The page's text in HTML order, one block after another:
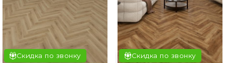
Скидка по звонку Скидка по звонку